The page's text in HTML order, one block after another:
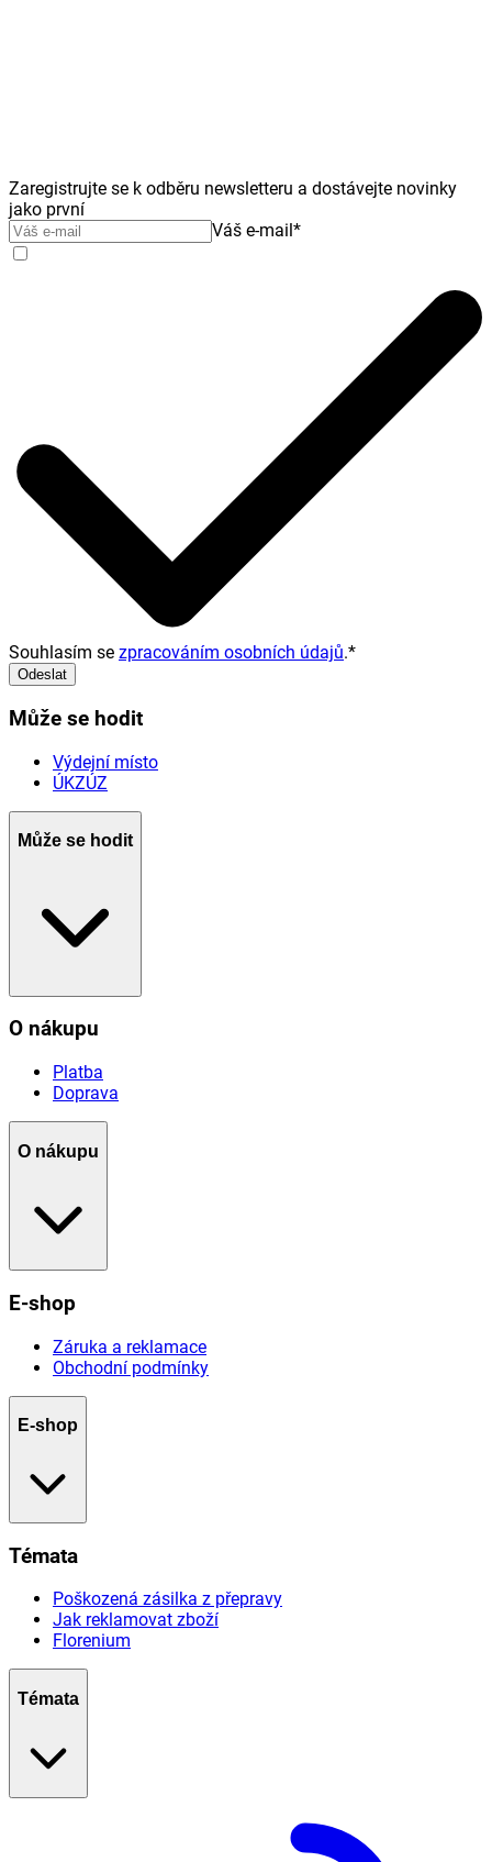
Zaregistrujte se k odběru newsletteru a dostávejte novinky
jako první
Váš e-mail*
Souhlasím se zpracováním osobních údajů.*
Odeslat
Může se hodit
Výdejní místo
ÚKZÚZ
Může se hodit
O nákupu
Platba
Doprava
O nákupu
E-shop
Záruka a reklamace
Obchodní podmínky
E-shop
Témata
Poškozená zásilka z přepravy
Jak reklamovat zboží
Florenium
Témata